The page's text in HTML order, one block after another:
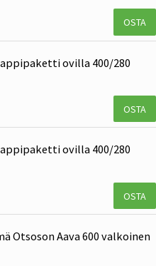
OSTA
ovilla 400/280
OSTA
ovilla 400/280
OSTA
Otsoson Aava 600 valkoinen